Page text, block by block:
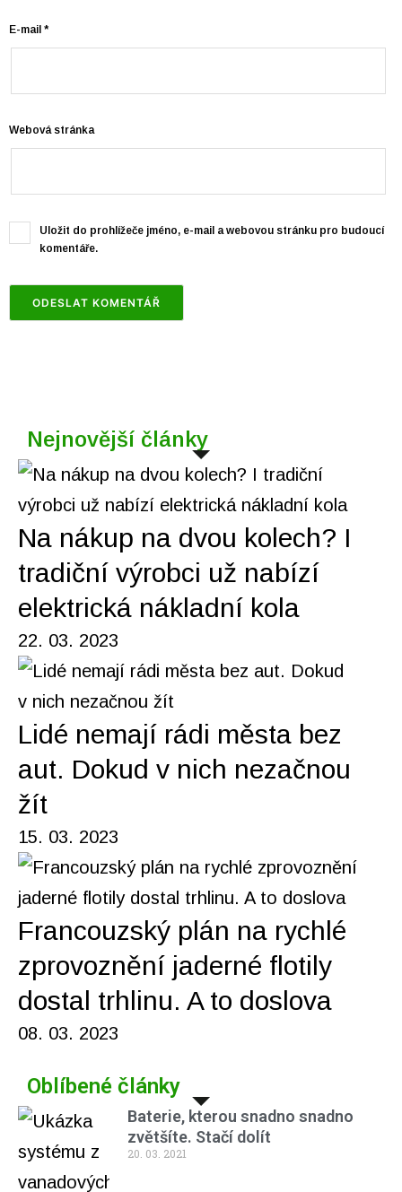
E-mail *
Webová stránka
Uložit do prohlížeče jméno, e-mail a webovou stránku pro budoucí
komentáře.
Nejnovější články
Na nákup na dvou kolech? I
tradiční výrobci už nabízí
elektrická nákladní kola
22. 03. 2023
Lidé nemají rádi města bez
aut. Dokud v nich nezačnou
žít
15. 03. 2023
Francouzský plán na rychlé
zprovoznění jaderné flotily
dostal trhlinu. A to doslova
08. 03. 2023
Oblíbené články
Baterie, kterou snadno snadno
zvětšíte. Stačí dolít
20. 03. 2021